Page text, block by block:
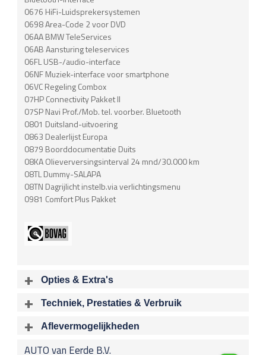
0676 HiFi-Luidsprekersystemen
0698 Area-Code 2 voor DVD
06AA BMW TeleServices
06AB Aansturing teleservices
06FL USB-/audio-interface
06NF Muziek-interface voor smartphone
06VC Regeling Combox
07HP Connectivity Pakket II
07SP Navi Prof./Mob. tel. voorber. Bluetooth
0801 Duitsland-uitvoering
0863 Dealerlijst Europa
0879 Boorddocumentatie Duits
08KA Olieverversingsinterval 24 mnd/30.000 km
08TL Dummy-SALAPA
08TN Dagrijlicht instelb.via verlichtingsmenu
0981 Comfort Plus Pakket
Opties & Extra's
Airbag
Airbag Bestuurder
Techniek, Prestaties & Verbruik
6 2497 cc
Vermogen
Aflevermogelijkheden
onderstaande
AUTO van Eerde B.V.